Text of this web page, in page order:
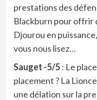
prestations des
Blackburn pour offrir
Djourou en
vous nous lisez…
Sauget -5/5: Le
placement ? La
une délation sur la